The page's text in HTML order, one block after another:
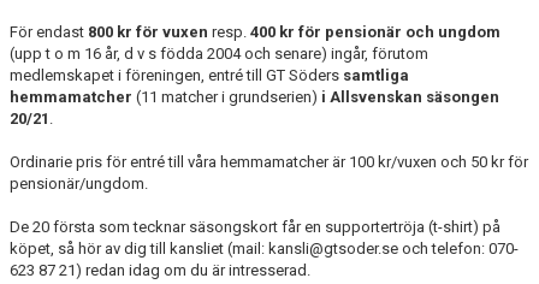
För endast 800 kr för vuxen resp. 400 kr för pensionär och ungdom
(upp t o m 16 år, d v s födda 2004 och senare) ingår, förutom
medlemskapet i föreningen, entré till GT Söders samtliga
hemmamatcher (11 matcher i grundserien) i Allsvenskan säsongen
20/21 .
Ordinarie pris för entré till våra hemmamatcher är 100 kr/vuxen och 50 kr för
pensionär/ungdom.
De 20 första som tecknar säsongskort får en supportertröja (t-shirt) på
köpet, så hör av dig till kansliet (mail: kansli@gtsoder.se och telefon: 070-
623 87 21) redan idag om du är intresserad.